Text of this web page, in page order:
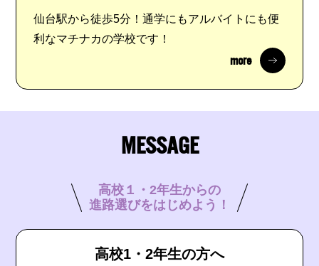
仙台駅から徒歩5分！通学にもアルバイトにも便
利なマチナカの学校です！
more
MESSAGE
高校１・2年生からの
進路選びをはじめよう！
高校1・2年生の方へ